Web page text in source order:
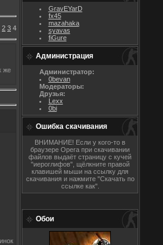
2 3 4
же
GravEYarD
fx45
mazahaka
syavas
fiGure
Администрация
Администратор:
0bevan
Модераторы:
Друзья:
Lexx
0bi
Ошибка скачивания
ВНИМАНИЕ! Если у кого-то в
браузере Opera при скачивании
файлов выдаёт страницу с кучей
"иероглифов", щёлкните правой
клавишей мыши на ссылку для
скачивания и нажмите "Скачать по
ссылке как".
Обои